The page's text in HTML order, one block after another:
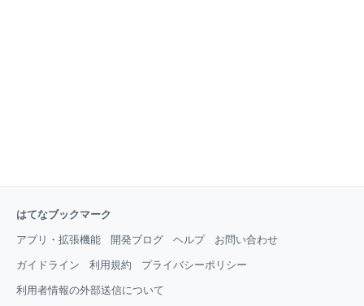
はてなブックマーク
アプリ・拡張機能 開発ブログ ヘルプ お問い合わせ
ガイドライン 利用規約 プライバシーポリシー
利用者情報の外部送信について